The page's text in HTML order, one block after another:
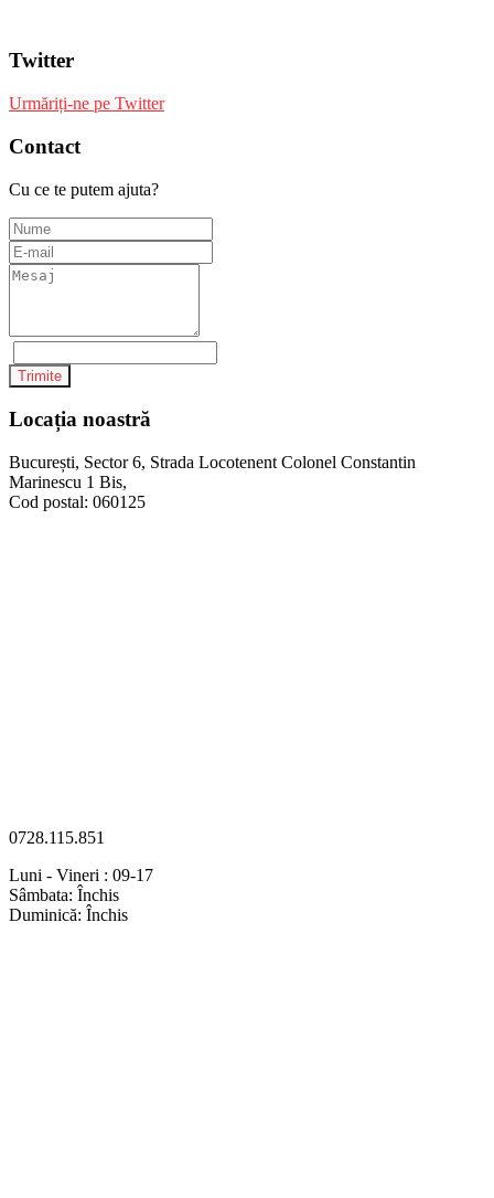
Twitter
Urmăriți-ne pe Twitter
Contact
Cu ce te putem ajuta?
Trimite
Locația noastră
București, Sector 6, Strada Locotenent Colonel Constantin
Marinescu 1 Bis,
Cod postal: 060125
0728.115.851
Luni - Vineri : 09-17
Sâmbata: Închis
Duminică: Închis